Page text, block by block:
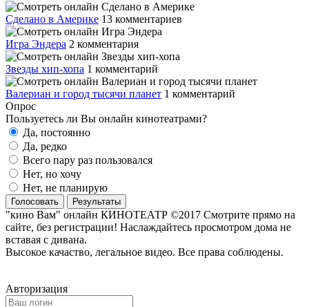
Сделано в Америке 13 комментариев
Игра Эндера 2 комментария
Звезды хип-хопа 1 комментарий
Валериан и город тысячи планет 1 комментарий
Опрос
Пользуетесь ли Вы онлайн кинотеатрами?
Да, постоянно
Да, редко
Всего пару раз пользовался
Нет, но хочу
Нет, не планирую
Голосовать Результаты
"кино Вам" онлайн КИНОТЕАТР ©2017 Смотрите прямо на
сайте, без регистрации! Наслаждайтесь просмотром дома не
вставая с дивана.
Высокое качаство, легальное видео. Все права соблюдены.
Авторизация